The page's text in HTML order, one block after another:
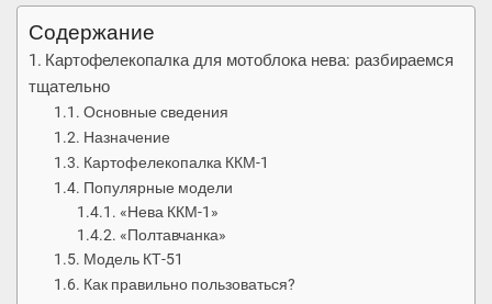
Содержание
Картофелекопалка для мотоблока нева: разбираемся
тщательно
Основные сведения
Назначение
Картофелекопалка ККМ-1
Популярные модели
«Нева ККМ-1»
«Полтавчанка»
Модель КТ-51
Как правильно пользоваться?